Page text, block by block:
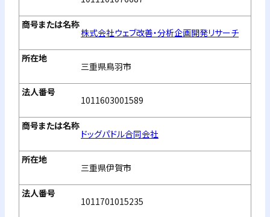
株式会社ウェブ改善・分析企画開発リサーチ
三重県鳥羽市
1011603001589
ドッグパドル合同会社
三重県伊賀市
1011701015235